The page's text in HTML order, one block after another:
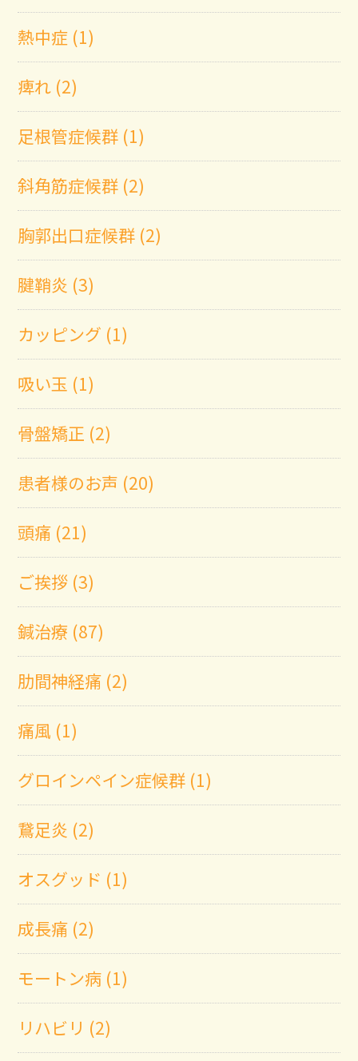
熱中症 (1)
痺れ (2)
足根管症候群 (1)
斜角筋症候群 (2)
胸郭出口症候群 (2)
腱鞘炎 (3)
カッピング (1)
吸い玉 (1)
骨盤矯正 (2)
患者様のお声 (20)
頭痛 (21)
ご挨拶 (3)
鍼治療 (87)
肋間神経痛 (2)
痛風 (1)
グロインペイン症候群 (1)
鵞足炎 (2)
オスグッド (1)
成長痛 (2)
モートン病 (1)
リハビリ (2)